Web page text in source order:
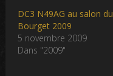
DC3 N49AG au salon du
Bourget 2009
5 novembre 2009
Dans "2009"